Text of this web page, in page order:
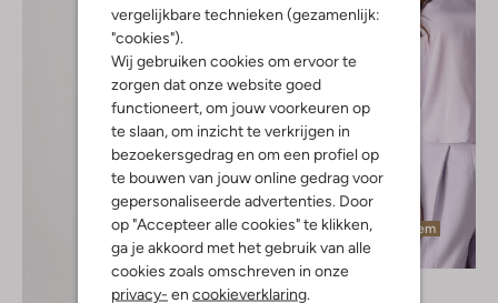
vergelijkbare technieken (gezamenlijk:
"cookies").
Wij gebruiken cookies om ervoor te
zorgen dat onze website goed
functioneert, om jouw voorkeuren op
te slaan, om inzicht te verkrijgen in
bezoekersgedrag en om een profiel op
te bouwen van jouw online gedrag voor
gepersonaliseerde advertenties. Door
op "Accepteer alle cookies" te klikken,
ga je akkoord met het gebruik van alle
cookies zoals omschreven in onze
privacy- en cookieverklaring
Laatste item
-40%